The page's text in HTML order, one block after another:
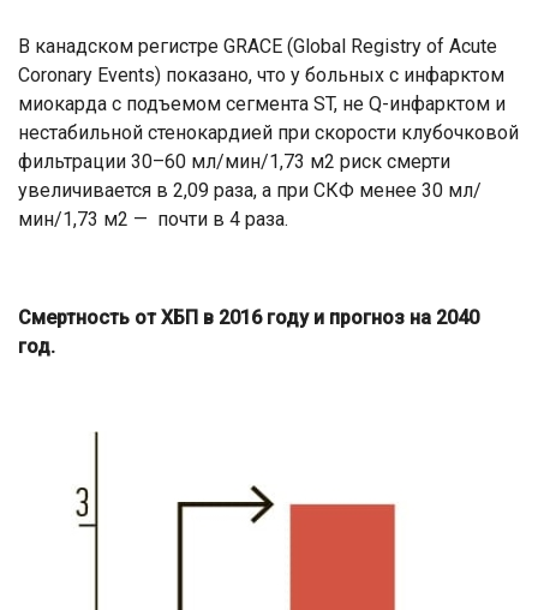
В канадском регистре GRACE (Global Registry of Acute
Coronary Events) показано, что у больных с инфарктом
миокарда с подъемом сегмента ST, не Q-инфарктом и
нестабильной стенокардией при скорости клубочковой
фильтрации 30–60 мл/мин/1,73 м2 риск смерти
увеличивается в 2,09 раза, а при СКФ менее 30 мл/
мин/1,73 м2 — почти в 4 раза.
Смертность от ХБП в 2016 году и прогноз на 2040
год.